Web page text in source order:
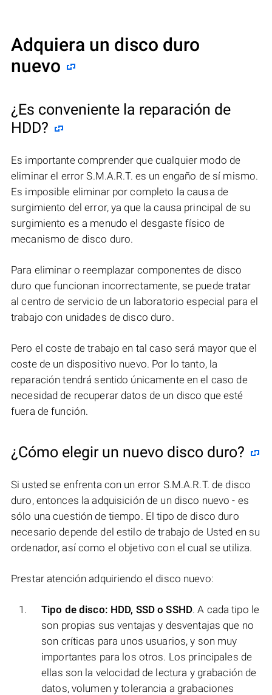
Adquiera un disco duro
nuevo
¿Es conveniente la reparación de
HDD?
Es importante comprender que cualquier modo de
eliminar el error S.M.A.R.T. es un engaño de sí mismo.
Es imposible eliminar por completo la causa de
surgimiento del error, ya que la causa principal de su
surgimiento es a menudo el desgaste físico de
mecanismo de disco duro.
Para eliminar o reemplazar componentes de disco
duro que funcionan incorrectamente, se puede tratar
al centro de servicio de un laboratorio especial para el
trabajo con unidades de disco duro.
Pero el coste de trabajo en tal caso será mayor que el
coste de un dispositivo nuevo. Por lo tanto, la
reparación tendrá sentido únicamente en el caso de
necesidad de recuperar datos de un disco que esté
fuera de función.
¿Cómo elegir un nuevo disco duro?
Si usted se enfrenta con un error S.M.A.R.T. de disco
duro, entonces la adquisición de un disco nuevo - es
sólo una cuestión de tiempo. El tipo de disco duro
necesario depende del estilo de trabajo de Usted en su
ordenador, así como el objetivo con el cual se utiliza.
Prestar atención adquiriendo el disco nuevo:
Tipo de disco: HDD, SSD o SSHD. A cada tipo le
son propias sus ventajas y desventajas que no
son críticas para unos usuarios, y son muy
importantes para los otros. Los principales de
ellas son la velocidad de lectura y grabación de
datos, volumen y tolerancia a grabaciones